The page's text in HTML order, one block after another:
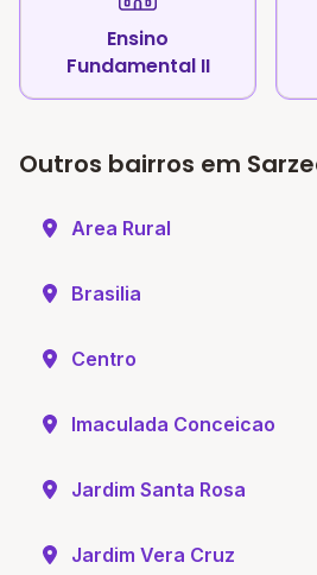
Ensino
Fundamental II
Outros bairros em
Area Rural
Brasilia
Centro
Imaculada Conceicao
Jardim Santa Rosa
Jardim Vera Cruz